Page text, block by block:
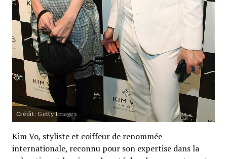
Crédit: Getty Images
Kim Vo, styliste et coiffeur de renommée
internationale, reconnu pour son expertise dans la